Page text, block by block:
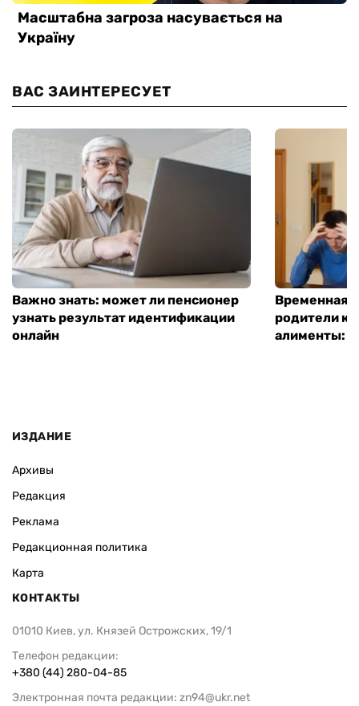
ВАС ЗАИНТЕРЕСУЕТ
Важно знать: может ли пенсионер
узнать результат идентификации
онлайн
Временная
родители
алименты:
ИЗДАНИЕ
Архивы
Редакция
Реклама
Редакционная политика
Карта
КОНТАКТЫ
01010 Киев, ул. Князей Острожских, 19/1
Телефон редакции:
+380 (44) 280-04-85
Электронная почта редакции: zn94@ukr.net